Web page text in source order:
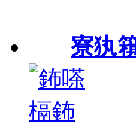
寮犱